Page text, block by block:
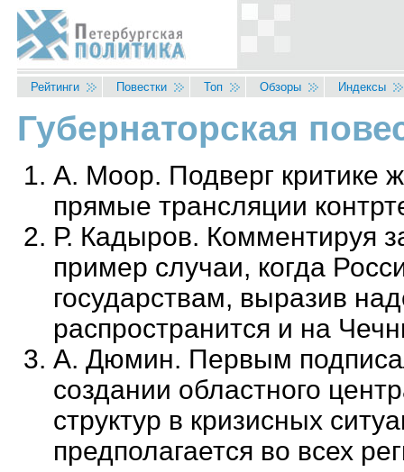
Перейти к основному содержанию
Рейтинги Повестки Топ Обзоры Индексы
Вы здесь
Губернаторская
А. Моор. Подверг критике
прямые трансляции
Р. Кадыров. Комментируя
пример случаи, когда
государствам, выразив
распространится и на
А. Дюмин. Первым
создании областного
структур в кризисных
предполагается во всех